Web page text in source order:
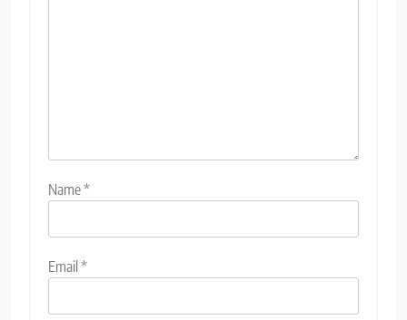
Name*
Email *